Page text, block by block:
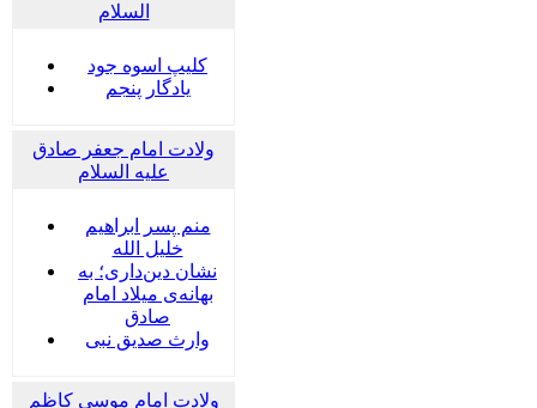
السلام
کلیپ اسوه جود
یادگار پنجم
ولادت امام جعفر صادق
علیه السلام
منم پسر ابراهیم
خلیل الله
نشان دین‌داری؛ به
بهانه‌ی میلاد امام
صادق
وارث صدیق نبی
ولادت امام موسی کاظم